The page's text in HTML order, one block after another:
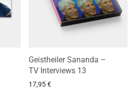
Geistheiler Sananda –
TV Interviews 13
17,95€